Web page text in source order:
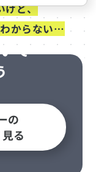
けど、
からない…
て
の
る